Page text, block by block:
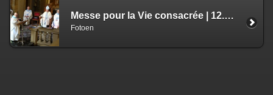
Messe pour la Vie consacrée | 12.05.2025
Fotoen